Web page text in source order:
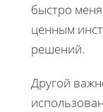
быстро
ценным
решений.
Другой